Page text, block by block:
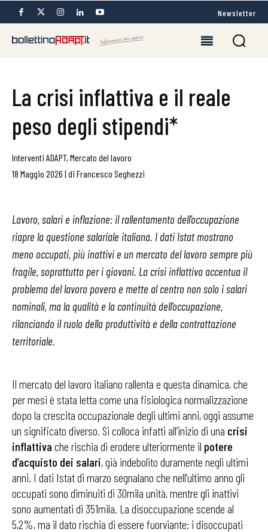
Newsletter
La crisi inflattiva e il reale
peso degli stipendi*
Interventi ADAPT, Mercato del lavoro
18 Maggio 2026 | di Francesco Seghezzi
Lavoro, salari e inflazione: il rallentamento dell’occupazione
riapre la questione salariale italiana. I dati Istat mostrano
meno occupati, più inattivi e un mercato del lavoro sempre più
fragile, soprattutto per i giovani. La crisi inflattiva accentua il
problema del lavoro povero e mette al centro non solo i salari
nominali, ma la qualità e la continuità dell’occupazione,
rilanciando il ruolo della produttività e della contrattazione
territoriale.
Il mercato del lavoro italiano rallenta e questa dinamica, che
per mesi è stata letta come una fisiologica normalizzazione
dopo la crescita occupazionale degli ultimi anni, oggi assume
un significato diverso. Si colloca infatti all’inizio di una crisi
inflattiva che rischia di erodere ulteriormente il potere
d’acquisto dei salari, già indebolito duramente negli ultimi
anni. I dati Istat di marzo segnalano che nell’ultimo anno gli
occupati sono diminuiti di 30mila unità, mentre gli inattivi
sono aumentati di 351mila. La disoccupazione scende al
5,2%, ma il dato rischia di essere fuorviante: i disoccupati